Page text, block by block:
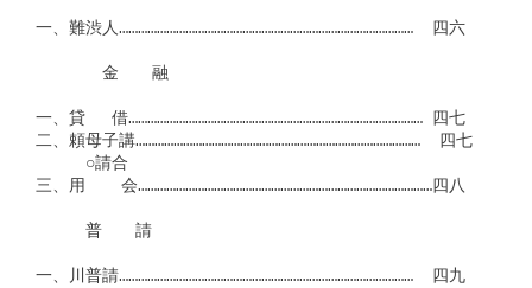
一、難渋人…………………………………………………………………………………  四六
金　　融
一、貸　 借………………………………………………………………………………… 四七
二、頼母子講………………………………………………………………………………  四七
○請合
三、用 　 会…………………………………………………………………………………四八
普　　請
一、川普請…………………………………………………………………………………  四九